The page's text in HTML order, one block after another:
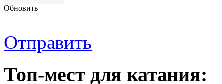
Обновить
Отправить
Топ-мест для катания: